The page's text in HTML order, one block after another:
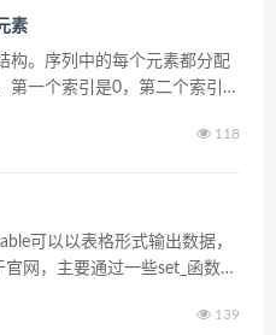
素
构。序列中的每个元素都分配
第一个索引是0，第二个索引是
118
可以以表格形式输出数据，
网，主要通过一些set_函数和
139